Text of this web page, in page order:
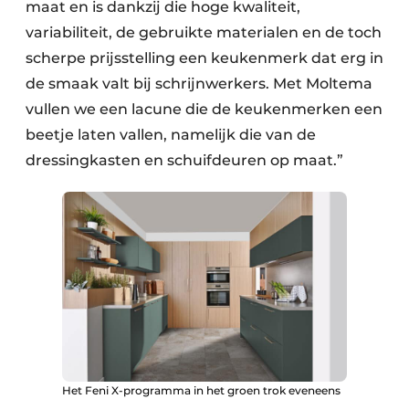
maat en is dankzij die hoge kwaliteit,
variabiliteit, de gebruikte materialen en de toch
scherpe prijsstelling een keukenmerk dat erg in
de smaak valt bij schrijnwerkers. Met Moltema
vullen we een lacune die de keukenmerken een
beetje laten vallen, namelijk die van de
dressingkasten en schuifdeuren op maat.”
Het Feni X-programma in het groen trok eveneens